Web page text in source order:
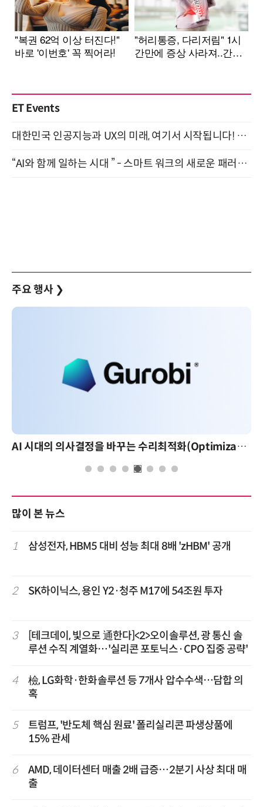
ET Events
대한민국 인공지능과 UX의 미래, 여기서 시작됩니다! UX Korea 2026 - Fall 9월 2일 개최
“AI와 함께 일하는 시대 ” - 스마트 워크의 새로운 패러다임 (9/11)
주요 행사 ❯
AI 시대의 의사결정을 바꾸는 수리최적화(Optimization): 실제 산업 적용 사례와 활용 전략
많이 본 뉴스
1 삼성전자, HBM5 대비 성능 최대 8배 'zHBM' 공개
2 SK하이닉스, 용인 Y2·청주 M17에 54조원 투자
3
[테크데이, 빛으로 通한다]<2>오이솔루션, 광 통신 솔
루션 수직 계열화…'실리콘 포토닉스·CPO 집중 공략'
4
檢, LG화학·한화솔루션 등 7개사 압수수색…담합 의
혹
5
트럼프, '반도체 핵심 원료' 폴리실리콘 파생상품에
15% 관세
6
AMD, 데이터센터 매출 2배 급증…2분기 사상 최대 매
출